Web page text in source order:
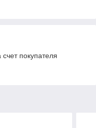
покупателя